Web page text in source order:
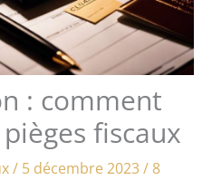
: comment
fiscaux
/ 5 décembre 2023/ 8